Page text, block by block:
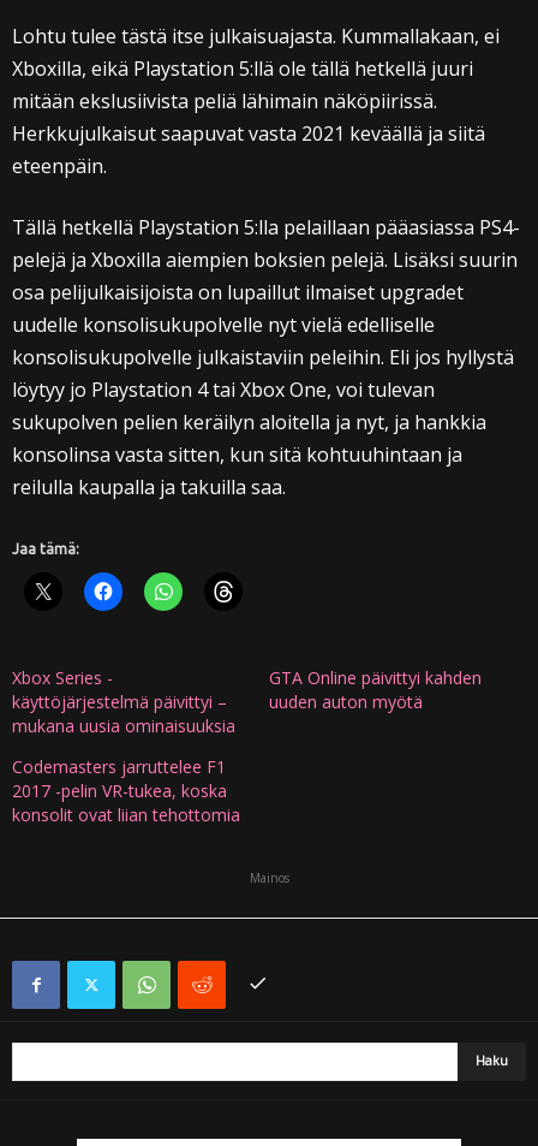
Lohtu tulee tästä itse julkaisuajasta. Kummallakaan, ei
Xboxilla, eikä Playstation 5:llä ole tällä hetkellä juuri
mitään ekslusiivista peliä lähimain näköpiirissä.
Herkkujulkaisut saapuvat vasta 2021 keväällä ja siitä
eteenpäin.
Tällä hetkellä Playstation 5:lla pelaillaan pääasiassa PS4-
pelejä ja Xboxilla aiempien boksien pelejä. Lisäksi suurin
osa pelijulkaisijoista on lupaillut ilmaiset upgradet
uudelle konsolisukupolvelle nyt vielä edelliselle
konsolisukupolvelle julkaistaviin peleihin. Eli jos hyllystä
löytyy jo Playstation 4 tai Xbox One, voi tulevan
sukupolven pelien keräilyn aloitella ja nyt, ja hankkia
konsolinsa vasta sitten, kun sitä kohtuuhintaan ja
reilulla kaupalla ja takuilla saa.
Jaa tämä:
Xbox Series -
käyttöjärjestelmä päivittyi –
mukana uusia ominaisuuksia
GTA Online päivittyi kahden
uuden auton myötä
Codemasters jarruttelee F1
2017 -pelin VR-tukea, koska
konsolit ovat liian tehottomia
Mainos